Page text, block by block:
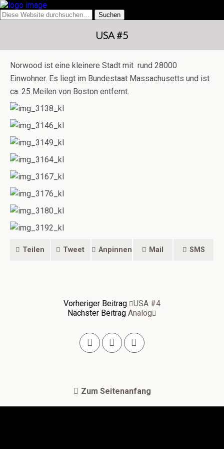
USA #5
Norwood ist eine kleinere Stadt mit rund 28000
Einwohner. Es liegt im Bundestaat Massachusetts und ist
ca. 25 Meilen von Boston entfernt.
Teilen Tweet Anpinnen Mail SMS
Vorheriger Beitrag
USA #4
Nächster Beitrag Analog
Zum Seitenanfang